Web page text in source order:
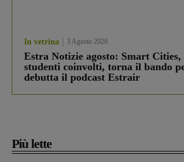
In vetrina 3 Agosto 2026
Estra Notizie agosto: Smart
studenti coinvolti, torna il bando
debutta il podcast Estrair
Più lette